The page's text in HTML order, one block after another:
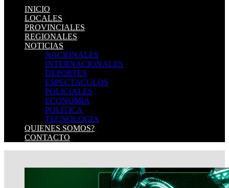
INICIO
LOCALES
PROVINCIALES
REGIONALES
NOTICIAS
NACIONALES
INTERNACIONALES
DEPORTES
ESPECTACULOS
POLICIALES
ECONOMIA
POLITICA
TECNOLOGIA
QUIENES SOMOS?
CONTACTO